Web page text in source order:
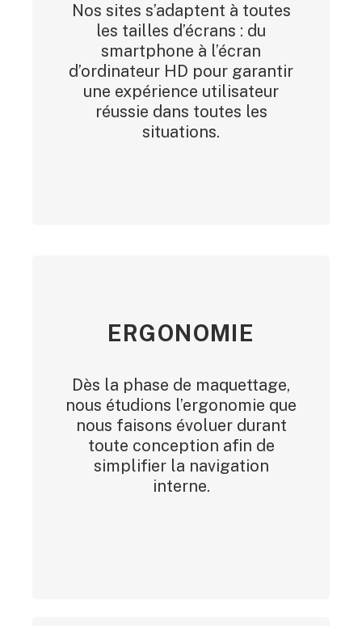
Nos sites s’adaptent à toutes
les tailles d’écrans : du
smartphone à l’écran
d’ordinateur HD pour garantir
une expérience utilisateur
réussie dans toutes les
situations.
ERGONOMIE
Dès la phase de maquettage,
nous étudions l’ergonomie que
nous faisons évoluer durant
toute conception afin de
simplifier la navigation
interne.